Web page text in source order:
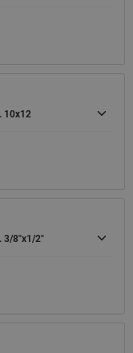
10x12
3/8"х1/2"